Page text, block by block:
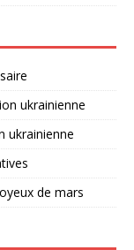
ukrainienne
ukrainienne
de mars